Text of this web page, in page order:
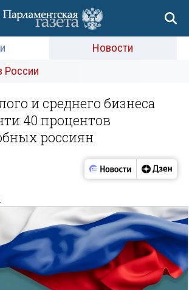
Новости
России
и среднего бизнеса
40 процентов
россиян